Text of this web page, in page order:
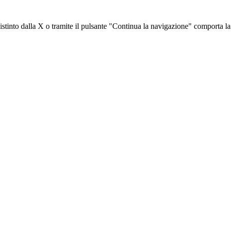
dalla X o tramite il pulsante "Continua la navigazione" comporta la